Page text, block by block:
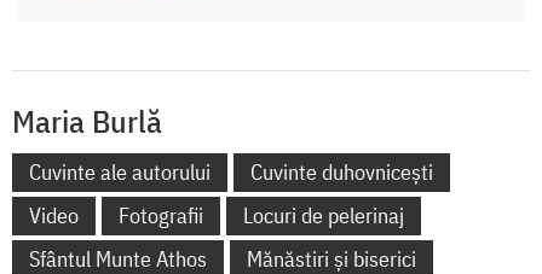
Maria Burlă
Cuvinte ale autorului
Cuvinte duhovnicești
Video
Fotografii
Locuri de pelerinaj
Sfântul Munte Athos
Mănăstiri și biserici